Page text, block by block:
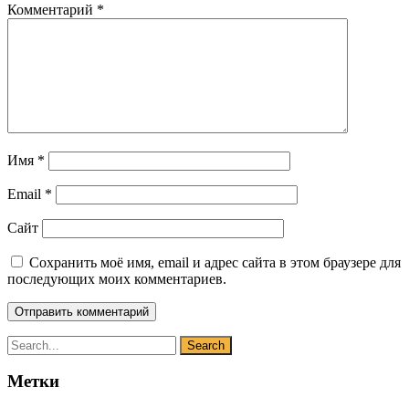
Комментарий *
Имя *
Email *
Сайт
Сохранить моё имя, email и адрес сайта в этом браузере для
последующих моих комментариев.
Метки